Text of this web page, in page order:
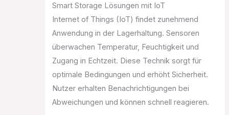
Smart Storage Lösungen mit IoT
Internet of Things (IoT) findet zunehmend
Anwendung in der Lagerhaltung. Sensoren
überwachen Temperatur, Feuchtigkeit und
Zugang in Echtzeit. Diese Technik sorgt für
optimale Bedingungen und erhöht Sicherheit.
Nutzer erhalten Benachrichtigungen bei
Abweichungen und können schnell reagieren.